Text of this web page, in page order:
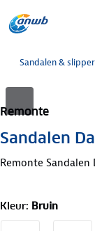
Sandalen &
Remonte
Sandalen
Remonte Sandalen
Kleur: Bruin